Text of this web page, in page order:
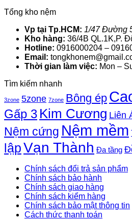
Tổng kho nệm
Vp tại Tp.HCM: 1/47 Đường
Kho hàng: 36/4B QL.1K,P.
Hotline: 0916000204 –
Email:
Thời gian làm việc: Mon –
Tìm kiếm nhanh
3zone 5zone 7zone Bông ép
Gấp 3 Kim Cương Liên
Nệm cứng Nệm mềm
lậpVạn Thành Đa tầng
Chính sách đổi trả sản phẩm
Chính sách bảo hành
Chính sách giao hàng
Chính sách kiểm hàng
Chính sách bảo mật thông tin
Cách thức thanh toán